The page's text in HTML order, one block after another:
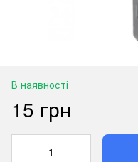
В наявності
15 грн